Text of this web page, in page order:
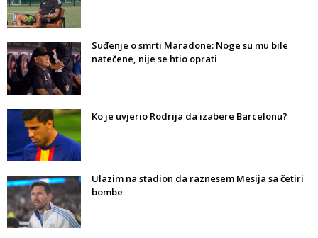
Suđenje o smrti Maradone: Noge su mu bile
natečene, nije se htio oprati
Ko je uvjerio Rodrija da izabere Barcelonu?
Ulazim na stadion da raznesem Mesija sa četiri
bombe